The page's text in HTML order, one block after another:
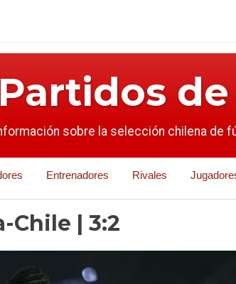
Partidos de
sobre la selección chilena de
Entrenadores Rivales
Chile | 3:2